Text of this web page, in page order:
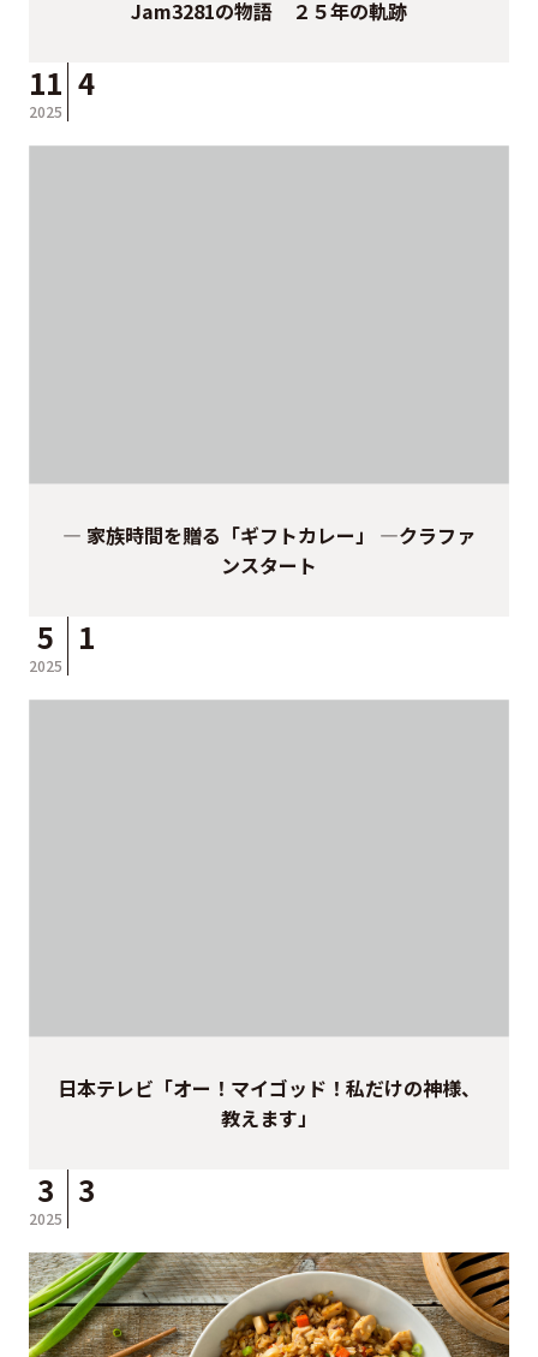
Jam3281の物語 ２５年の軌跡
11
2025
4
― 家族時間を贈る「ギフトカレー」 ―クラファ
ンスタート
5
2025
1
日本テレビ「オー！マイゴッド！私だけの神様、
教えます」
3
2025
3